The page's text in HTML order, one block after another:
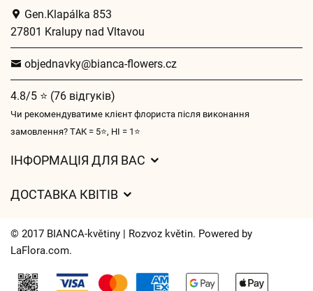
Gen.Klapálka 853
27801 Kralupy nad Vltavou
objednavky@bianca-flowers.cz
4.8/5 ⭐ (76 відгуків)
Чи рекомендуватиме клієнт флориста після виконання
замовлення? ТАК = 5⭐, НІ = 1⭐
ІНФОРМАЦІЯ ДЛЯ ВАС
Захист персональних даних
Час доставки квітів – огляд можливостей
ДОСТАВКА КВІТІВ
Куди ми доставляємо квіти
Контакти
© 2017 BIANCA-květiny | Rozvoz květin. Powered by
LaFlora.com.